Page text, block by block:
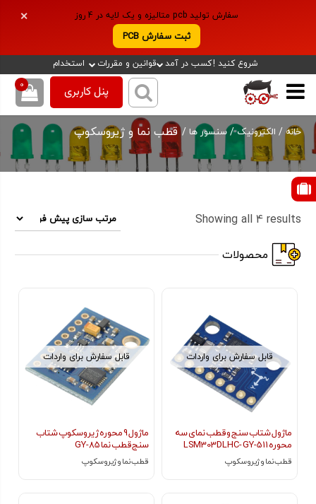
✕ سفارش تولید pcb متالیزه و یک لایه در 4 روز
ثبت سفارش PCB
شروع کنید !کسب در آمد قوانین و مقررات استخدام
پنل کاربری 0
خانه/ الکترونیک/سنسور ها /قطب‌ نما و ژیروسکوپ
Showing all 4 results
محصولات
قابل سفارش برای واردات
ماژول شتاب سنج و قطب نمای سه
محوره LSM303DLHC- GY-511
قطب‌ نما و ژیروسکوپ
قابل سفارش برای واردات
ماژول 9 محوره ژیروسکوپ شتاب
سنج قطب نما GY-85
قطب‌ نما و ژیروسکوپ